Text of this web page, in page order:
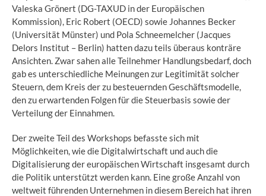
Valeska Grönert (DG-TAXUD in der Europäischen
Kommission), Eric Robert (OECD) sowie Johannes Becker
(Universität Münster) und Pola Schneemelcher (Jacques
Delors Institut – Berlin) hatten dazu teils überaus konträre
Ansichten. Zwar sahen alle Teilnehmer Handlungsbedarf, doch
gab es unterschiedliche Meinungen zur Legitimität solcher
Steuern, dem Kreis der zu besteuernden Geschäftsmodelle,
den zu erwartenden Folgen für die Steuerbasis sowie der
Verteilung der Einnahmen.
Der zweite Teil des Workshops befasste sich mit
Möglichkeiten, wie die Digitalwirtschaft und auch die
Digitalisierung der europäischen Wirtschaft insgesamt durch
die Politik unterstützt werden kann. Eine große Anzahl von
weltweit führenden Unternehmen in diesem Bereich hat ihren